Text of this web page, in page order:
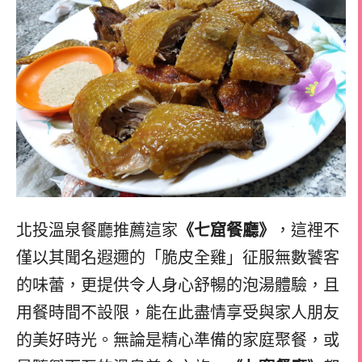
北投溫泉餐廳推薦這家 《七窟餐廳》
，這裡不
僅以其聞名遐邇的「脆皮全雞」征服無數饕客
的味蕾，更提供令人身心舒暢的泡湯體驗，且
用餐時間不設限，能在此盡情享受與家人朋友
的美好時光。無論是精心準備的家庭聚餐，或